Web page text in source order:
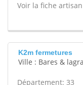
Voir la fiche
K2m fermetures
Ville : Bares &
Département: 33